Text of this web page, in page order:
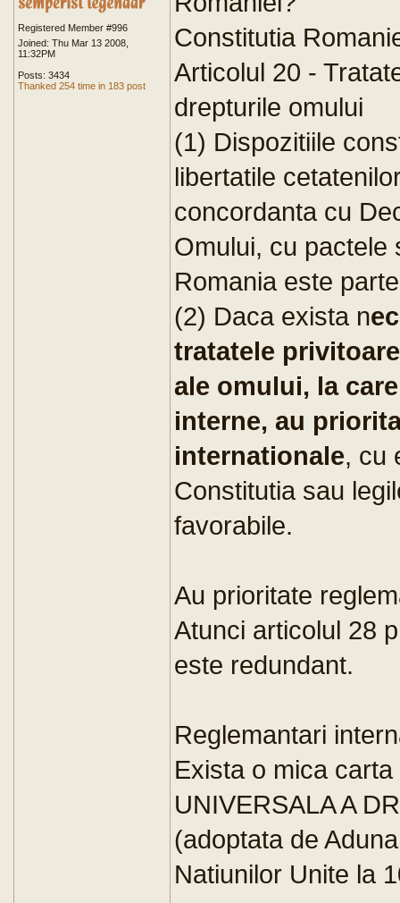
Registered Member #996
Joined: Thu Mar 13 2008,
11:32PM
Posts: 3434
Thanked 254 time in 183 post
Constitutia
Articolul 20 -
drepturile omului
(1) Dispozitiile
libertatile
concordanta cu
Omului, cu pactele
Romania este
(2) Daca exista n
tratatele
ale omului, la
interne, au
internationale, cu
Constitutia sau
favorabile.
Au prioritate
Atunci articolul 28
este redundant.
Reglemantari
Exista o mica
UNIVERSALA A
(adoptata de
Natiunilor Unite la